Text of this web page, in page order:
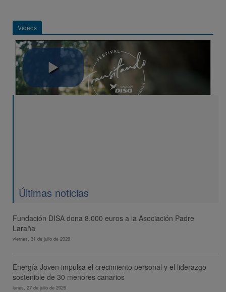
Videos
Últimas noticias
Fundación DISA dona 8.000 euros a la Asociación Padre
Laraña
viernes, 31 de julio de 2026
Energía Joven impulsa el crecimiento personal y el liderazgo
sostenible de 30 menores canarios
lunes, 27 de julio de 2026